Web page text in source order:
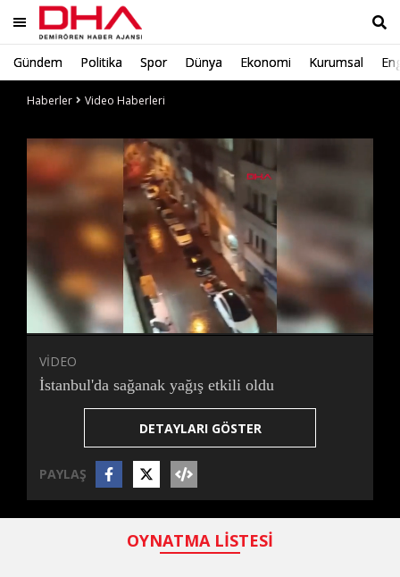
Gündem Politika Spor Dünya Ekonomi Kurumsal
Haberler
Video Haberleri
/
Toplam
Süre Yüklendi :
0%
Yükleniyor:
0%
VİDEO
İstanbul'da sağanak yağış etkili oldu
DETAYLARI GÖSTER
PAYLAŞ
OYNATMA LİSTESİ